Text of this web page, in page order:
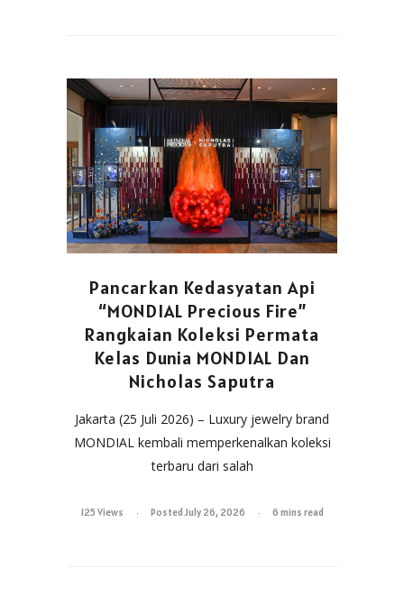
Pancarkan Kedasyatan Api
“MONDIAL Precious Fire”
Rangkaian Koleksi Permata
Kelas Dunia MONDIAL Dan
Nicholas Saputra
Jakarta (25 Juli 2026) – Luxury jewelry brand
MONDIAL kembali memperkenalkan koleksi
terbaru dari salah
125 Views Posted July 26, 2026 6 mins read